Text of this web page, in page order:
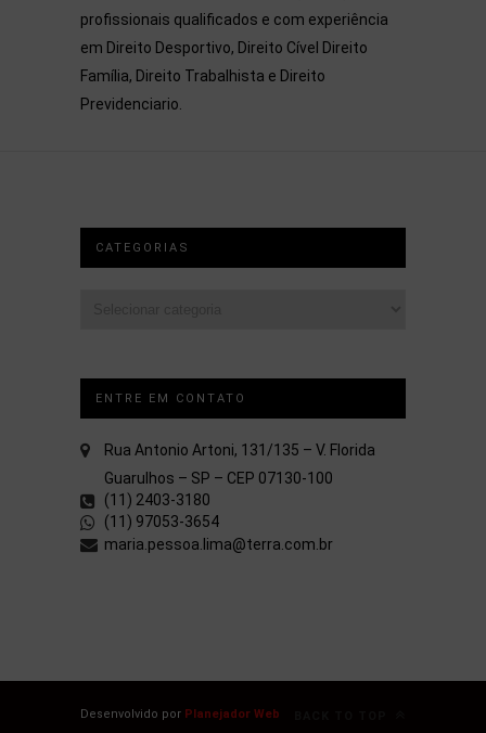
profissionais qualificados e com experiência
em Direito Desportivo, Direito Cível Direito
Família, Direito Trabalhista e Direito
Previdenciario.
CATEGORIAS
ENTRE EM CONTATO
Rua Antonio Artoni, 131/135 – V. Florida
Guarulhos – SP – CEP 07130-100
(11) 2403-3180
(11) 97053-3654
maria.pessoa.lima@terra.com.br
Desenvolvido por Planejador Web